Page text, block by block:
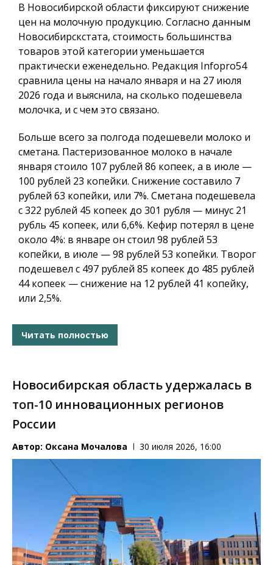
В Новосибирской области фиксируют снижение
цен на молочную продукцию. Согласно данным
Новосибирскстата, стоимость большинства
товаров этой категории уменьшается
практически еженедельно. Редакция Infopro54
сравнила цены на начало января и на 27 июля
2026 года и выяснила, на сколько подешевела
молочка, и с чем это связано.
Больше всего за полгода подешевели молоко и
сметана. Пастеризованное молоко в начале
января стоило 107 рублей 86 копеек, а в июле —
100 рублей 23 копейки. Снижение составило 7
рублей 63 копейки, или 7%. Сметана подешевела
с 322 рублей 45 копеек до 301 рубля — минус 21
рубль 45 копеек, или 6,6%. Кефир потерял в цене
около 4%: в январе он стоил 98 рублей 53
копейки, в июле — 98 рублей 53 копейки. Творог
подешевел с 497 рублей 85 копеек до 485 рублей
44 копеек — снижение на 12 рублей 41 копейку,
или 2,5%.
Читать полностью
Новосибирская область удержалась в
топ-10 инновационных регионов
России
Автор: Оксана Мочалова 30 июля 2026, 16:00